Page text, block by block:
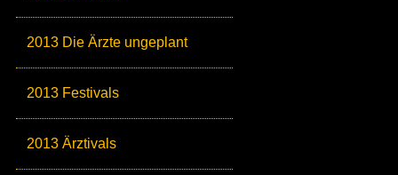
2013 Die Ärzte ungeplant
2013 Festivals
2013 Ärztivals